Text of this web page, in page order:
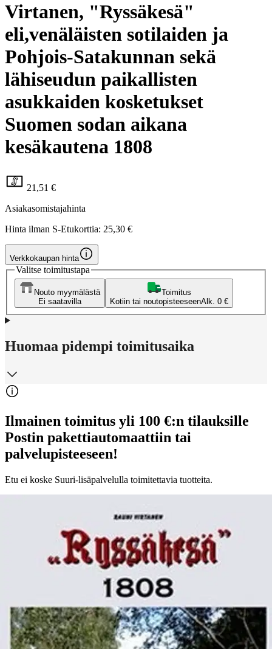
Virtanen, "Ryssäkesä"
eli,venäläisten sotilaiden ja
Pohjois-Satakunnan sekä
lähiseudun paikallisten
asukkaiden kosketukset
Suomen sodan aikana
kesäkautena 1808
21,51 €
Asiakasomistajahinta
Hinta ilman S-Etukorttia: 25,30 €
Verkkokaupan hinta
Valitse toimitustapa
Nouto myymälästä
Ei saatavilla
Toimitus
Kotiin tai noutopisteeseenAlk. 0 €
Huomaa pidempi toimitusaika
Ilmainen toimitus yli 100 €:n tilauksille
Postin pakettiautomaattiin tai
palvelupisteeseen!
Etu ei koske Suuri‑lisäpalvelulla toimitettavia tuotteita.
Tarkista myymäläsaatavuus
Tuotekuvaus